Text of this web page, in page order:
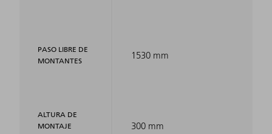
PASO LIBRE DE
MONTANTES
ALTURA DE
MONTAJE
1530 mm
300 mm